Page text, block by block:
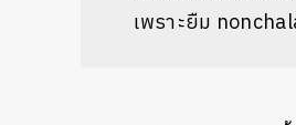
เพราะยืม